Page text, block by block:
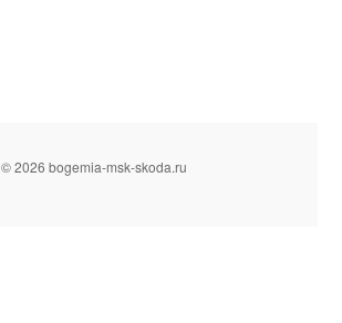
© 2026 bogemia-msk-skoda.ru